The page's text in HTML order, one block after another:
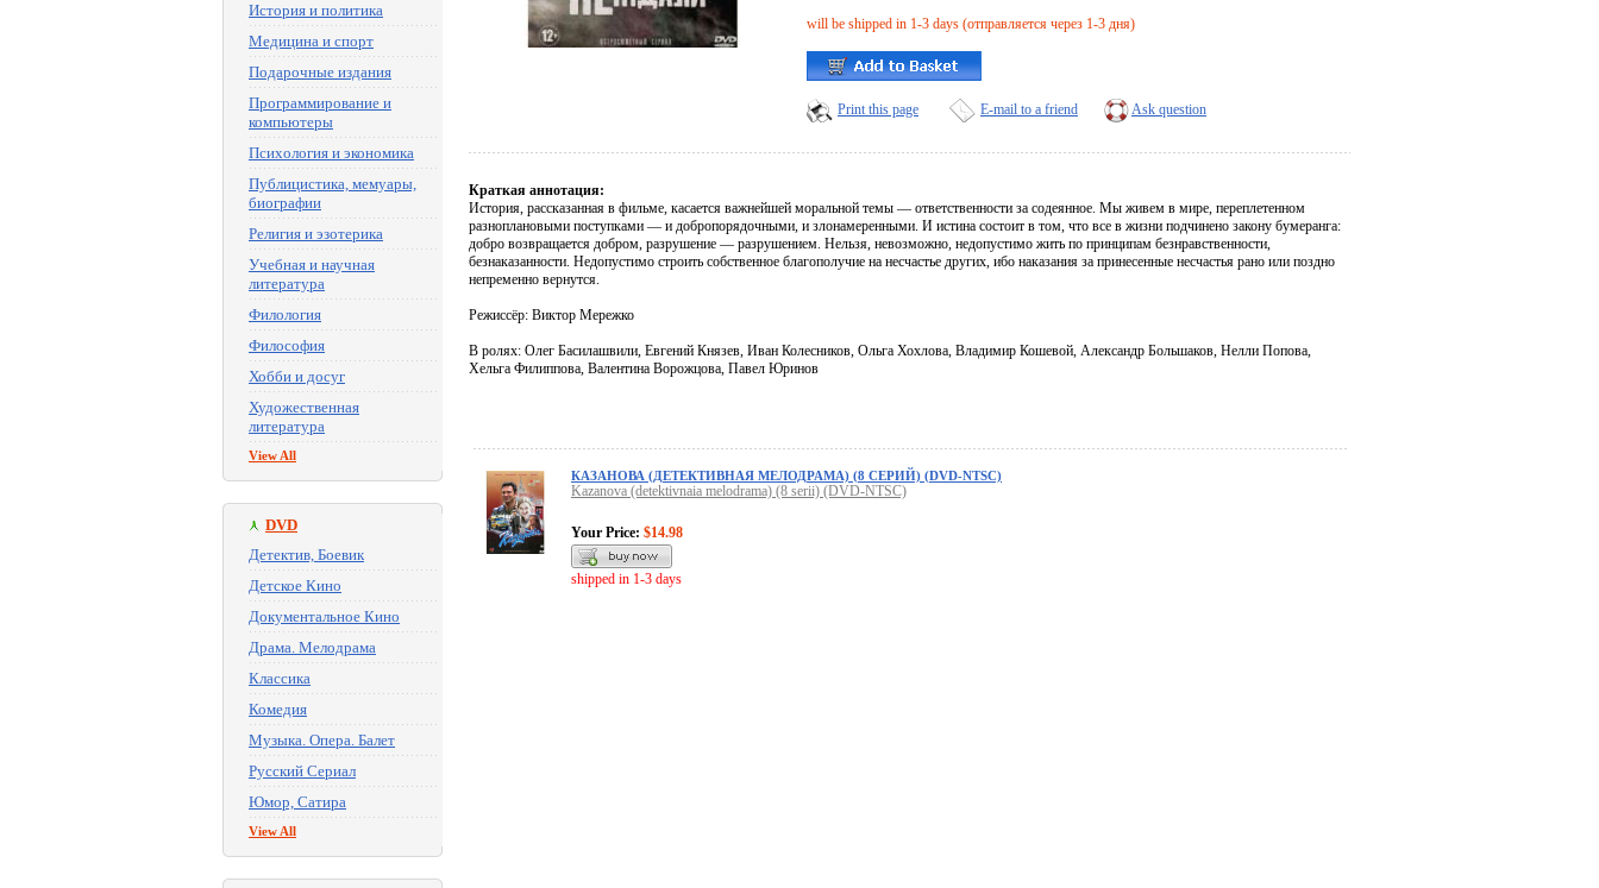
История и политика
Медицина и спорт
Подарочные издания
Программирование и
компьютеры
Психология и экономика
Публицистика, мемуары,
биографии
Религия и эзотерика
Учебная и научная
литература
Филология
Философия
Хобби и досуг
Художественная
литература
View All
DVD
Детектив, Боевик
Детское Кино
Документальное Кино
Драма. Мелодрама
Классика
Комедия
Музыка. Опера. Балет
Русский Сериал
Юмор, Сатира
View All
will be shipped in 1-3 days (отправляется через 1-3 дня)
Print this page E-mail to a friend Ask question
Краткая аннотация:
История, рассказанная в фильме, касается важнейшей моральной темы — ответственности за содеянное. Мы живем в мире, переплетенном
разноплановыми поступками — и добропорядочными, и злонамеренными. И истина состоит в том, что все в жизни подчинено закону бумеранга:
добро возвращается добром, разрушение — разрушением. Нельзя, невозможно, недопустимо жить по принципам безнравственности,
безнаказанности. Недопустимо строить собственное благополучие на несчастье других, ибо наказания за принесенные несчастья рано или поздно
непременно вернутся.
Режиссёр: Виктор Мережко
В ролях: Олег Басилашвили, Евгений Князев, Иван Колесников, Ольга Хохлова, Владимир Кошевой, Александр Большаков, Нелли Попова,
Хельга Филиппова, Валентина Ворожцова, Павел Юринов
КАЗАНОВА (ДЕТЕКТИВНАЯ МЕЛОДРАМА) (8 СЕРИЙ) (DVD-NTSC)
Kazanova (detektivnaia melodrama) (8 serii) (DVD-NTSC)
Your Price: $14.98
shipped in 1-3 days